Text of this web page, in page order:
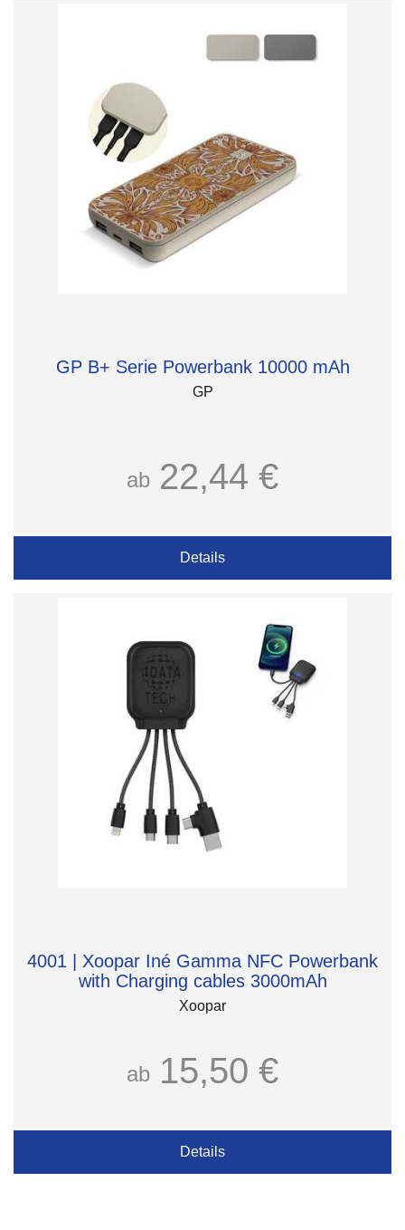
GP B+ Serie Powerbank 10000 mAh
GP
ab 22,44 €
Details
4001 | Xoopar Iné Gamma NFC Powerbank
with Charging cables 3000mAh
Xoopar
ab 15,50 €
Details